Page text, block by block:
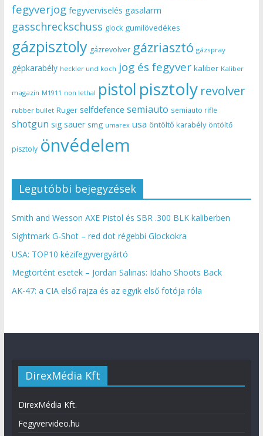
fegyverjog fegyverviselés gasalarm
gasschreckschuss glock gumilövedékes
gázpisztoly gázrevolver gázriasztó gázspray
gépkarabély heckler und koch jog és fegyver kaliber Kaliber
magazin M1911 non lethal pistol pisztoly revolver
rubber bullet Ruger selfdefence semiauto semiauto rifle
shotgun sig sauer smg umarex usa öntöltő karabély öntöltő
pisztoly önvédelem
Legutóbbi bejegyzések
Smith and Wesson AXE Pistol és SBR .300 BLK kaliberben
Sightmark G-Shot – red dot régebbi Glockokra
USA: TOP10 kézifegyvergyártó
Megtörtént esetek – Jordan Salinas: Idaho Shoots Back
AK-47: a CIA első rajza és az egyik első fotója róla
DirexMédia Kft
DirexMédia Kft.
Fegyvervideo.hu